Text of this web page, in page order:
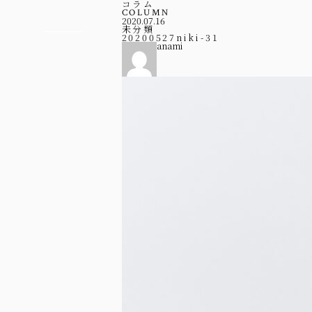
コラム
COLUMN
2020.07.16
未分類
20200527niki-31
anami